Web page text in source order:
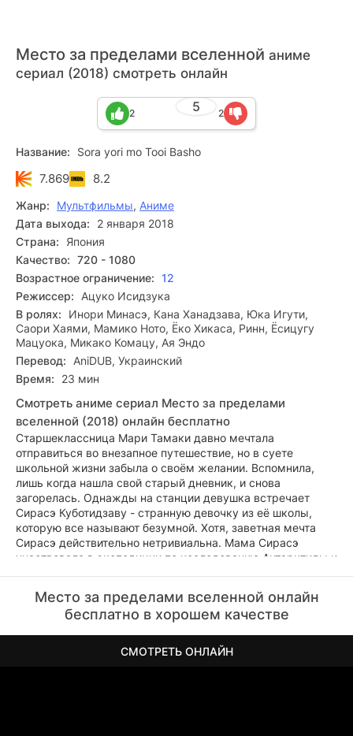
Место за пределами вселенной аниме
сериал (2018) смотреть онлайн
5
2 2
Название: Sora yori mo Tooi Basho
7.869 8.2
Жанр: Мультфильмы, Аниме
Дата выхода:
2 января 2018
Страна:
Япония
Качество: 720 - 1080
Возрастное ограничение: 12
Режиссер:
Ацуко Исидзука
В ролях:
Инори Минасэ, Кана Ханадзава, Юка Игути,
Саори Хаями, Мамико Ното, Ёко Хикаса, Ринн, Ёсицугу
Мацуока, Микако Комацу, Ая Эндо
Перевод:
AniDUB, Украинский
Время:
23 мин
Смотреть аниме сериал Место за пределами
вселенной (2018) онлайн бесплатно
Старшеклассница Мари Тамаки давно мечтала
отправиться во внезапное путешествие, но в суете
школьной жизни забыла о своём желании. Вспомнила,
лишь когда нашла свой старый дневник, и снова
загорелась. Однажды на станции девушка встречает
Сирасэ Куботидзаву - странную девочку из её школы,
которую все называют безумной. Хотя, заветная мечта
Сирасэ действительно нетривиальна. Мама Сирасэ
участвовала в экспедиции по исследованию Антарктиды и
отыскать там маму. Девушкам предстоит преодолеть
множество нелёгких испытаний, чтобы увидеть пейзажи,
которые они запомнят на всю жизнь.
Место за пределами вселенной онлайн
бесплатно в хорошем качестве
СМОТРЕТЬ ОНЛАЙН